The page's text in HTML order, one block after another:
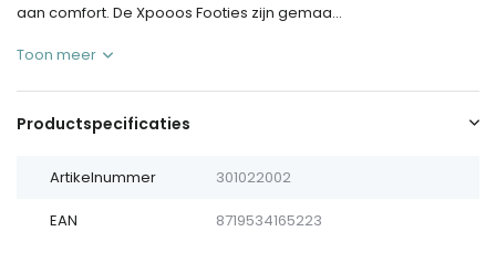
aan comfort. De Xpooos Footies zijn gemaa...
Toon meer
Productspecificaties
Artikelnummer 301022002
EAN 8719534165223